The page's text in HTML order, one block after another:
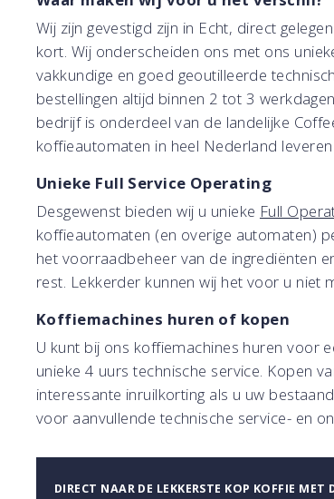
Wij zijn gevestigd zijn in Echt, direct
kort. Wij onderscheiden ons met ons
vakkundige en goed geoutilleerde
bestellingen altijd binnen 2 tot 3
bedrijf is onderdeel van de landelijke
koffieautomaten in heel Nederland
Unieke Full Service Operating
Desgewenst bieden wij u unieke Full
koffieautomaten (en overige automaten)
het voorraadbeheer van de ingrediënten
rest. Lekkerder kunnen wij het voor u niet
Koffiemachines huren of kopen
U kunt bij ons koffiemachines huren voor
unieke 4 uurs technische service. Kopen
interessante inruilkorting als u uw
voor aanvullende technische service- en
DIRECT NAAR DE LEKKERSTE KOP KOFFIE MET